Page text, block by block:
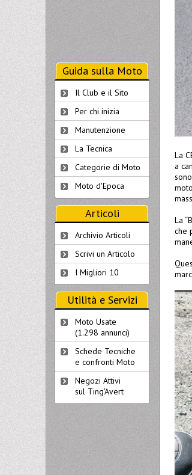
La
a
La
che
Guida sulla Moto
Il Club e il Sito
Per chi inizia
Manutenzione
La Tecnica
Categorie di Moto
Moto d'Epoca
Articoli
Archivio Articoli
Scrivi un Articolo
I Migliori 10
Utilità e Servizi
Moto Usate
(1.298 annunci)
Schede Tecniche
e confronti Moto
Negozi Attivi
sul Ting'Avert